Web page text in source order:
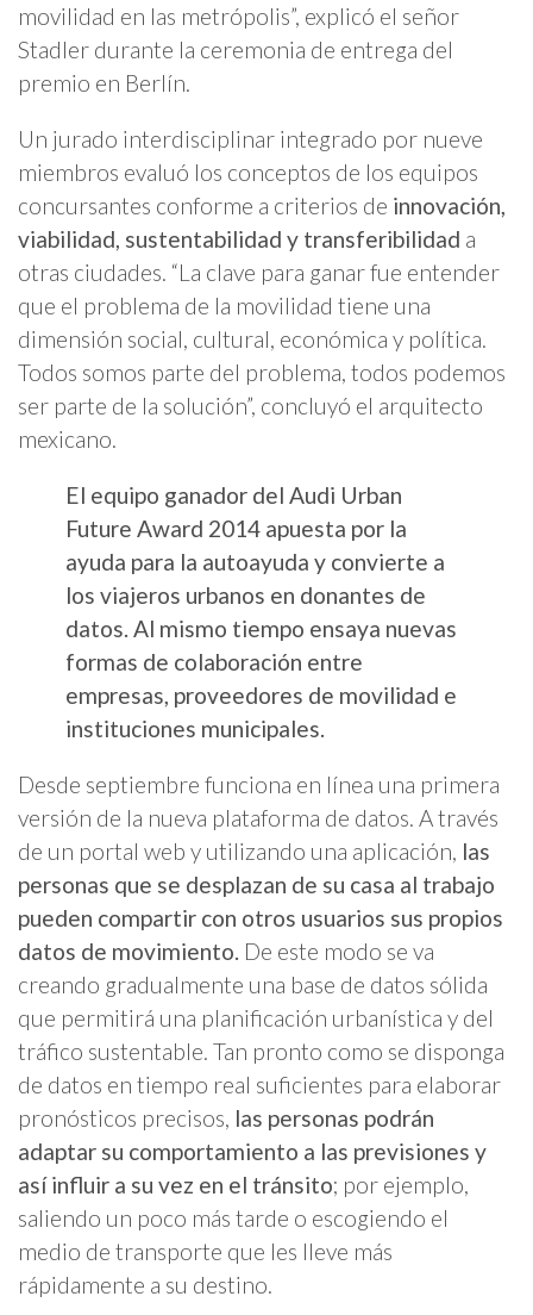
movilidad en las metrópolis”, explicó el señor
Stadler durante la ceremonia de entrega del
premio en Berlín.
Un jurado interdisciplinar integrado por nueve
miembros evaluó los conceptos de los equipos
concursantes conforme a criterios de innovación,
viabilidad, sustentabilidad y transferibilidad a
otras ciudades. “La clave para ganar fue entender
que el problema de la movilidad tiene una
dimensión social, cultural, económica y política.
Todos somos parte del problema, todos podemos
ser parte de la solución”, concluyó el arquitecto
mexicano.
El equipo ganador del Audi Urban
Future Award 2014 apuesta por la
ayuda para la autoayuda y convierte a
los viajeros urbanos en donantes de
datos. Al mismo tiempo ensaya nuevas
formas de colaboración entre
empresas, proveedores de movilidad e
instituciones municipales.
Desde septiembre funciona en línea una primera
versión de la nueva plataforma de datos. A través
de un portal web y utilizando una aplicación, las
personas que se desplazan de su casa al trabajo
pueden compartir con otros usuarios sus propios
datos de movimiento. De este modo se va
creando gradualmente una base de datos sólida
que permitirá una planificación urbanística y del
tráfico sustentable. Tan pronto como se disponga
de datos en tiempo real suficientes para elaborar
pronósticos precisos, las personas podrán
adaptar su comportamiento a las previsiones y
así influir a su vez en el tránsito; por ejemplo,
saliendo un poco más tarde o escogiendo el
medio de transporte que les lleve más
rápidamente a su destino.